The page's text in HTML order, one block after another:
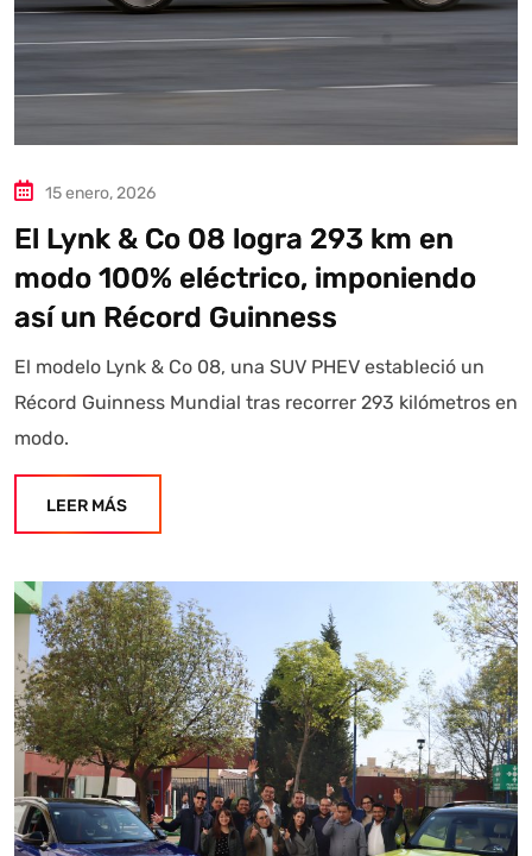
15 enero, 2026
El Lynk & Co 08 logra 293 km en
modo 100% eléctrico, imponiendo
así un Récord Guinness
El modelo Lynk & Co 08, una SUV PHEV estableció un
Récord Guinness Mundial tras recorrer 293 kilómetros en
modo.
LEER MÁS